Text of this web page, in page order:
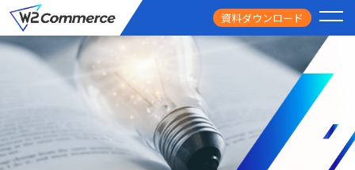
資料ダウンロード
サービス
PRICE
料金